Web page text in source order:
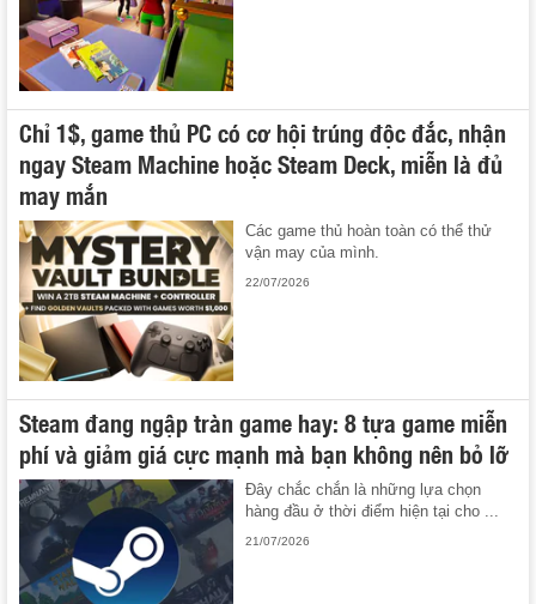
Chỉ 1$, game thủ PC có cơ hội trúng độc đắc, nhận
ngay Steam Machine hoặc Steam Deck, miễn là đủ
may mắn
Các game thủ hoàn toàn có thể thử
vận may của mình.
22/07/2026
Steam đang ngập tràn game hay: 8 tựa game miễn
phí và giảm giá cực mạnh mà bạn không nên bỏ lỡ
Đây chắc chắn là những lựa chọn
hàng đầu ở thời điểm hiện tại cho ...
21/07/2026